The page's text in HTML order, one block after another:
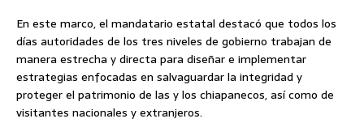
En este marco, el mandatario estatal destacó que todos los
días autoridades de los tres niveles de gobierno trabajan de
manera estrecha y directa para diseñar e implementar
estrategias enfocadas en salvaguardar la integridad y
proteger el patrimonio de las y los chiapanecos, así como de
visitantes nacionales y extranjeros.